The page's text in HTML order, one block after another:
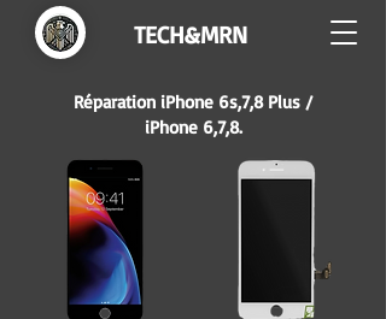
TECH&MRN
Réparation iPhone 6s,7,8 Plus /
iPhone 6,7,8.